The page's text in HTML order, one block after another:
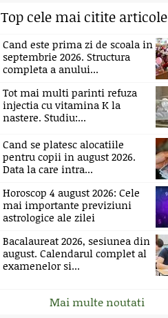
Top cele mai citite articole
Cand este prima zi de scoala in
septembrie 2026. Structura
completa a anului...
Tot mai multi parinti refuza
injectia cu vitamina K la
nastere. Studiu:...
Cand se platesc alocatiile
pentru copii in august 2026.
Data la care intra...
Horoscop 4 august 2026: Cele
mai importante previziuni
astrologice ale zilei
Bacalaureat 2026, sesiunea din
august. Calendarul complet al
examenelor si...
Mai multe noutati